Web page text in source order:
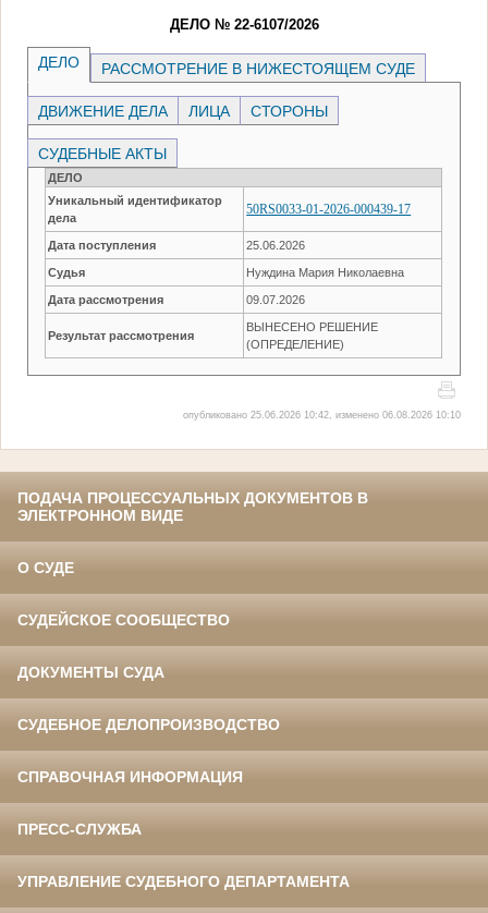
ДЕЛО № 22-6107/2026
ДЕЛО РАССМОТРЕНИЕ В НИЖЕСТОЯЩЕМ СУДЕ
ДВИЖЕНИЕ ДЕЛА ЛИЦА СТОРОНЫ
СУДЕБНЫЕ АКТЫ
ДЕЛО
Уникальный идентификатор
дела
50RS0033-01-2026-000439-17
Дата поступления 25.06.2026
Судья Нуждина Мария Николаевна
Дата рассмотрения 09.07.2026
Результат рассмотрения
ВЫНЕСЕНО РЕШЕНИЕ
(ОПРЕДЕЛЕНИЕ)
опубликовано 25.06.2026 10:42, изменено 06.08.2026 10:10
ПОДАЧА ПРОЦЕССУАЛЬНЫХ ДОКУМЕНТОВ В
ЭЛЕКТРОННОМ ВИДЕ
О СУДЕ
СУДЕЙСКОЕ СООБЩЕСТВО
ДОКУМЕНТЫ СУДА
СУДЕБНОЕ ДЕЛОПРОИЗВОДСТВО
СПРАВОЧНАЯ ИНФОРМАЦИЯ
ПРЕСС-СЛУЖБА
УПРАВЛЕНИЕ СУДЕБНОГО ДЕПАРТАМЕНТА